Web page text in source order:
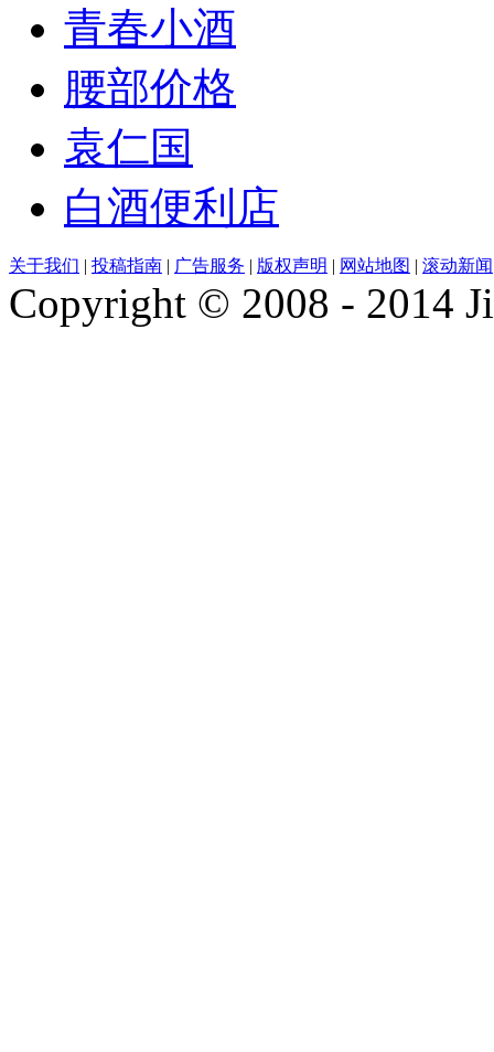
青春小酒
腰部价格
袁仁国
白酒便利店
关于我们 | 投稿指南 | 广告服务 | 版权声明 | 网站地图 | 滚动新闻
Copyright © 2008 - 2014